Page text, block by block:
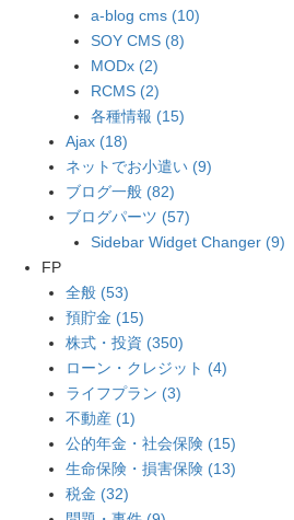
a-blog cms (10)
SOY CMS (8)
MODx (2)
RCMS (2)
各種情報 (15)
Ajax (18)
ネットでお小遣い (9)
ブログ一般 (82)
ブログパーツ (57)
Sidebar Widget Changer (9)
FP
全般 (53)
預貯金 (15)
株式・投資 (350)
ローン・クレジット (4)
ライフプラン (3)
不動産 (1)
公的年金・社会保険 (15)
生命保険・損害保険 (13)
税金 (32)